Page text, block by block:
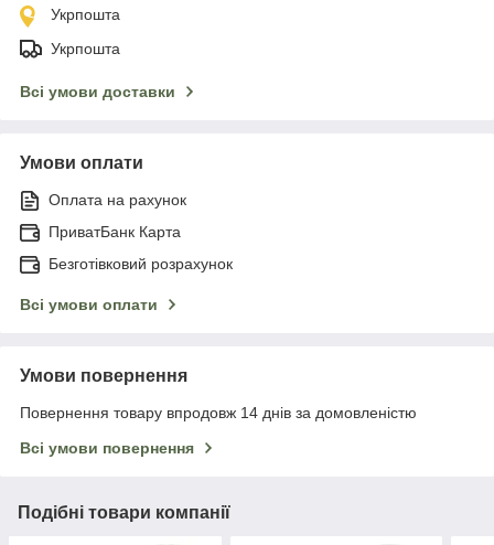
Укрпошта
Укрпошта
Всі умови доставки
Умови оплати
Оплата на рахунок
ПриватБанк Карта
Безготівковий розрахунок
Всі умови оплати
Умови повернення
Повернення товару впродовж 14 днів за домовленістю
Всі умови повернення
Подібні товари компанії